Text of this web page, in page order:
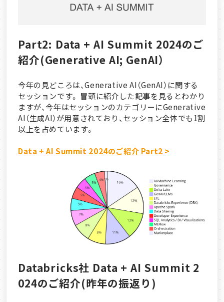
Part2: Data + AI Summit 2024のご
紹介(Generative AI; GenAI）
今年の見どころは、Generative AI（GenAI）に関する
セッションです。 冒頭に紹介した記事を見るとわかり
ますが、今年はセッションのカテゴリーにGenerative
AI（生成AI）が用意されており、セッション全体でも1割
以上を占めています。
Data + AI Summit 2024のご紹介 Part2 >
Databricks社 Data + AI Summit 2
024のご紹介(昨年の振返り)